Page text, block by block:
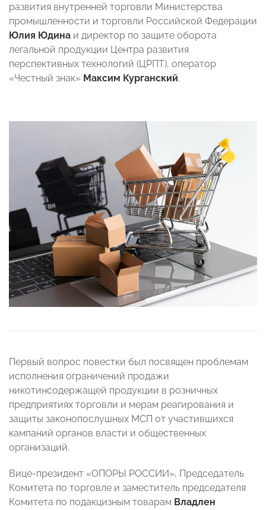
развития внутренней торговли Министерства
промышленности и торговли Российской Федерации
Юлия Юдина и директор по защите оборота
легальной продукции Центра развития
перспективных технологий (ЦРПТ), оператор
«Честный знак» Максим Курганский.
Первый вопрос повестки был посвящен проблемам
исполнения ограничений продажи
никотинсодержащей продукции в розничных
предприятиях торговли и мерам реагирования и
защиты законопослушных МСП от участившихся
кампаний органов власти и общественных
организаций.
Вице-президент «ОПОРЫ РОССИИ», Председатель
Комитета по торговле и заместитель председателя
Комитета по подакцизным товарам Владлен